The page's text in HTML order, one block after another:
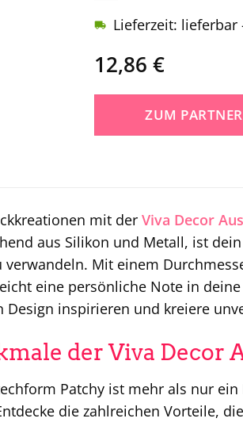
12,86 €
Lieferzeit: lieferbar
ZUM
mit der Viva Decor
aus Silikon und Metall, ist
verwandeln. Mit einem
eine persönliche Note in
inspirieren und kreiere
der Viva Decor
Patchy ist mehr als nur
die zahlreichen Vorteile,